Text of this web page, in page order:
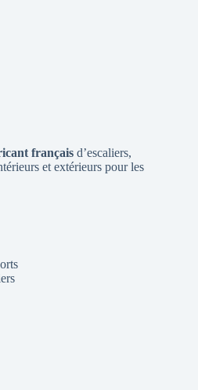
français d’escaliers,
et extérieurs pour les